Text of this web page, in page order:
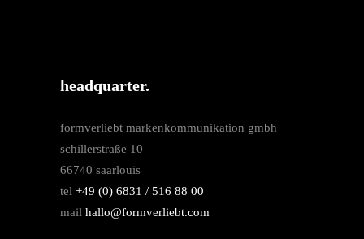
headquarter.
formverliebt markenkommunikation gmbh
schillerstraße 10
66740 saarlouis
tel +49 (0) 6831 / 516 88 00
mail hallo@formverliebt.com